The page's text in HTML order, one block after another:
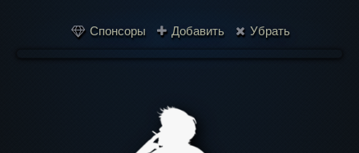
Спонсоры Добавить Убрать